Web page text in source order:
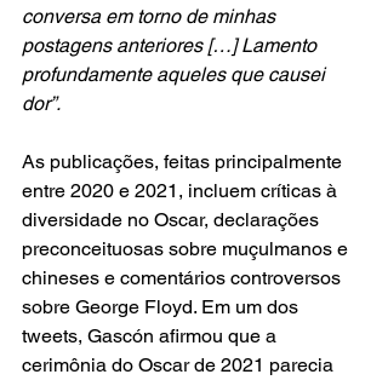
conversa em torno de minhas
postagens anteriores […] Lamento
profundamente aqueles que causei
dor”.
As publicações, feitas principalmente
entre 2020 e 2021, incluem críticas à
diversidade no Oscar, declarações
preconceituosas sobre muçulmanos e
chineses e comentários controversos
sobre George Floyd. Em um dos
tweets, Gascón afirmou que a
cerimônia do Oscar de 2021 parecia